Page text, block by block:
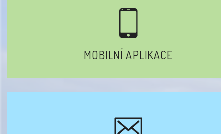
MOBILNÍ APLIKACE